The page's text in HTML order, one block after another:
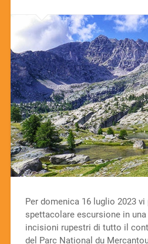
Per domenica 16 luglio 2023
spettacolare escursione in
incisioni rupestri di tutto il
del Parc National du